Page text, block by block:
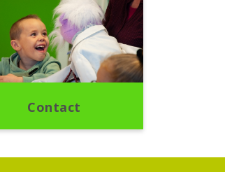
Contact